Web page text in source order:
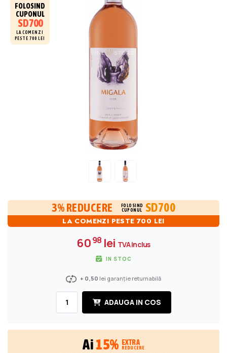
FOLOSIND
CUPONUL
SD700
LA COMENZI
PESTE 700 LEI
3% REDUCERE
FOLOSIND
CUPONUL
SD700
LA COMENZI PESTE 700 LEI
6098 lei TVA inclus
IN STOC
+ 0,50 lei garanție returnabilă
ADAUGA IN COS
Ai15% EXTRA
REDUCERE